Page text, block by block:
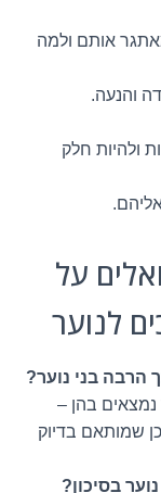
אותם ולמה
והנעה.
ולהיות חלק
על
לנוער
הרבה בני נוער?
בהן –
שמותאם בדיוק
בסיכון?